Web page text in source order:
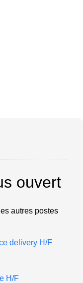
ouvert
autres postes
delivery H/F
H/F